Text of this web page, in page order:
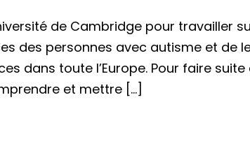
de Cambridge pour travailler
des personnes avec autisme et de
dans toute l’Europe. Pour faire
et mettre […]